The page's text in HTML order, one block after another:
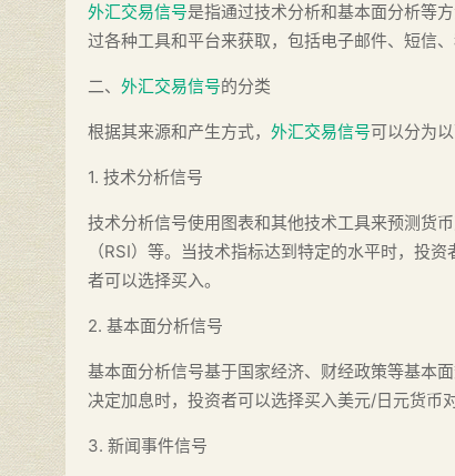
外汇交易信号是指通过技术分析和基本面分析等
过各种工具和平台来获取，包括电子邮件、短信
二、 外汇交易信号的分类
根据其来源和产生方式， 外汇交易信号可以分为以
1. 技术分析信号
技术分析信号使用图表和其他技术工具来预测货
（RSI）等。当技术指标达到特定的水平时，投
者可以选择买入。
2. 基本面分析信号
基本面分析信号基于国家经济、财经政策等基本
决定加息时，投资者可以选择买入美元/日元货币对
3. 新闻事件信号